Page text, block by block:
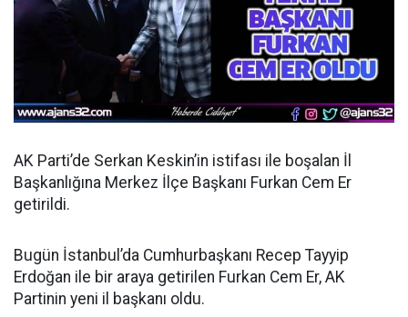
AK Parti’de Serkan Keskin’in istifası ile boşalan İl
Başkanlığına Merkez İlçe Başkanı Furkan Cem Er
getirildi.
Bugün İstanbul’da Cumhurbaşkanı Recep Tayyip
Erdoğan ile bir araya getirilen Furkan Cem Er, AK
Partinin yeni il başkanı oldu.